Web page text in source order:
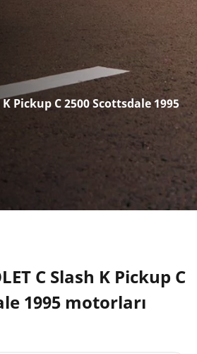
K Pickup C 2500 Scottsdale 1995
C Slash K Pickup C
1995 motorları